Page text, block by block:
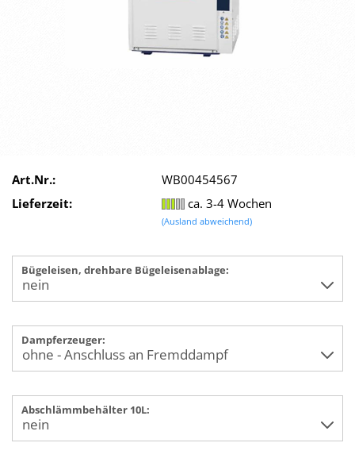
Art.Nr.:
WB00454567
Lieferzeit:
ca. 3-4 Wochen
(Ausland abweichend)
Bügeleisen, drehbare Bügeleisenablage:
Dampferzeuger:
Abschlämmbehälter 10L: